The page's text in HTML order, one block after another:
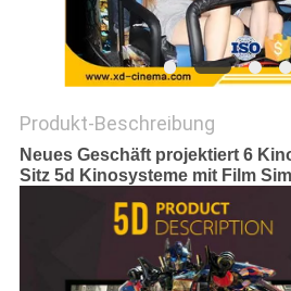
Produkt-Beschreibung
Neues Geschäft projektiert 6
Sitz 5d Kinosysteme mit Film